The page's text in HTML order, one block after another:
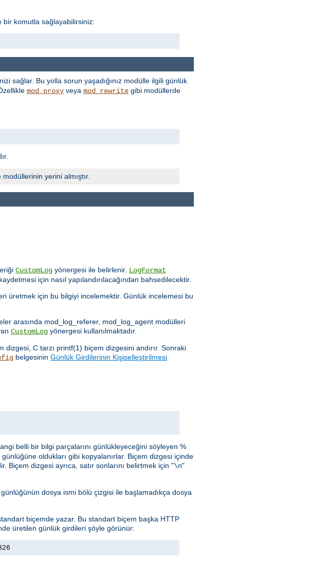
bir komutla sağlayabilirsiniz:
sağlar. Bu yolla sorun yaşadığınız modülle ilgili günlük
mod_proxy veya mod_rewrite gibi modüllerde
yerini almıştır.
CustomLog yönergesi ile belirlenir. LogFormat
için nasıl yapılandırılacağından bahsedilecektir.
üretmek için bu bilgiyi incelemektir. Günlük incelemesi bu
arasında mod_log_referer, mod_log_agent modülleri
CustomLog yönergesi kullanılmaktadır.
C tarzı printf(1) biçem dizgesini andırır. Sonraki
belgesinin Günlük Girdilerinin Kişiselleştirilmesi
belli bir bilgi parçalarını günlükleyeceğini söyleyen %
oldukları gibi kopyalanırlar. Biçem dizgesi içinde
dizgesi ayrıca, satır sonlarını belirtmek için "\n"
dosya ismi bölü çizgisi ile başlamadıkça dosya
biçemde yazar. Bu standart biçem başka HTTP
üretilen günlük girdileri şöyle görünür: